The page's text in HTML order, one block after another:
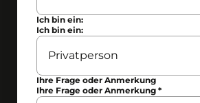
Ich bin ein:
Ich bin ein:
Ihre Frage oder Anmerkung
Ihre Frage oder Anmerkung*